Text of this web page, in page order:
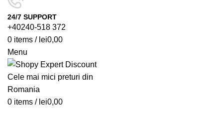
24/7 SUPPORT
+40240-518 372
0 items / lei0,00
Menu
0 items / lei0,00